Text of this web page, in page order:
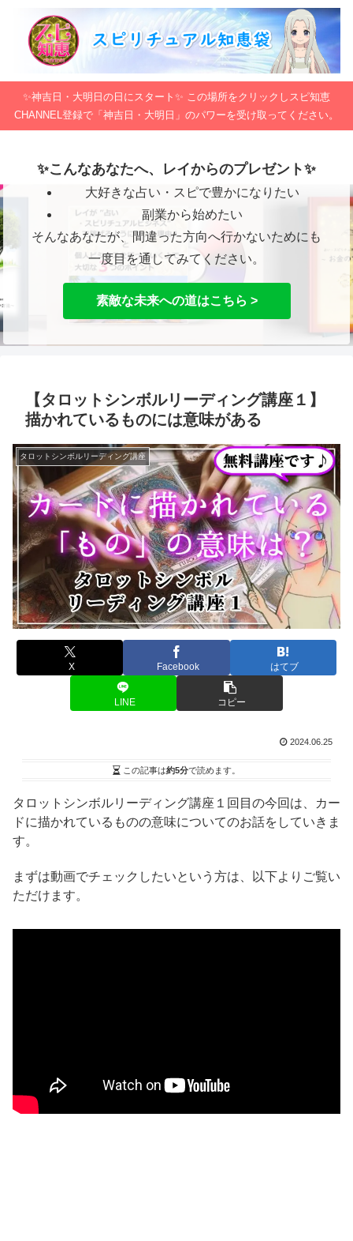
✨神吉日・大明日の日にスタート✨ この場所をクリックしスピ知恵
CHANNEL登録で「神吉日・大明日」のパワーを受け取ってください。
✨こんなあなたへ、レイからのプレゼント✨
大好きな占い・スピで豊かになりたい
副業から始めたい
そんなあなたが、間違った方向へ行かないためにも
一度目を通してみてください。
素敵な未来への道はこちら >
【タロットシンボルリーディング講座１】
描かれているものには意味がある
タロットシンボルリーディング講座
X Facebook はてブ
LINE コピー
2024.06.25
この記事は約5分で読めます。
タロットシンボルリーディング講座１回目の今回は、カー
ドに描かれているものの意味についてのお話をしていきま
す。
まずは動画でチェックしたいという方は、以下よりご覧い
ただけます。